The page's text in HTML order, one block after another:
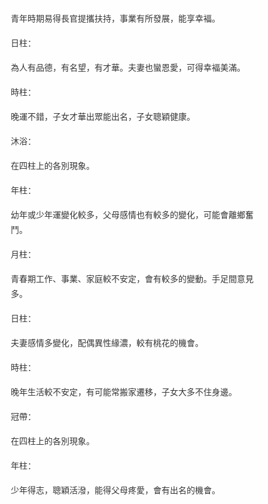
青年時期易得長官提攜扶持，事業有所發展，能享幸褔。
日柱：
為人有品德，有名望，有才華。夫妻也蠻恩愛，可得幸褔美滿。
時柱：
晚運不錯，子女才華出眾能出名，子女聰穎健康。
沐浴：
在四柱上的各別現象。
年柱：
幼年或少年運變化較多，父母感情也有較多的變化，可能會離鄉奮
鬥。
月柱：
青春期工作、事業、家庭較不安定，會有較多的變動。手足間意見
多。
日柱：
夫妻感情多變化，配偶異性緣濃，較有桃花的機會。
時柱：
晚年生活較不安定，有可能常搬家遷移，子女大多不住身邊。
冠帶：
在四柱上的各別現象。
年柱：
少年得志，聰穎活潑，能得父母疼愛，會有出名的機會。